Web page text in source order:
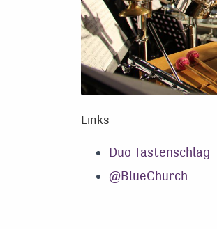
Links
Duo Tastenschlag
@BlueChurch